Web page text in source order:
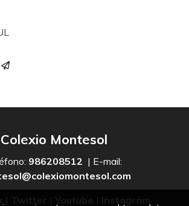
Colexio Montesol
986208512 | E-mail: